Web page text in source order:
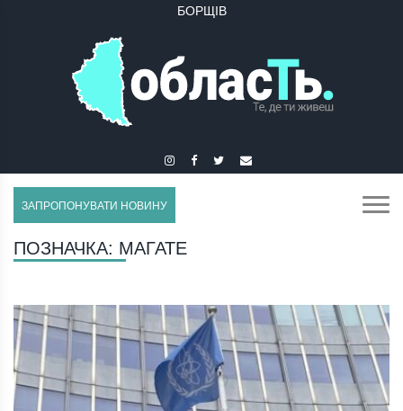
БОРЩІВ
ЗАПРОПОНУВАТИ НОВИНУ
ПОЗНАЧКА: МАГАТЕ